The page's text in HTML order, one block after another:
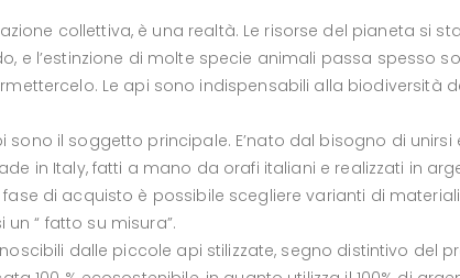
collettiva, è una realtà. Le risorse del pianeta si
e l’estinzione di molte specie animali passa spesso
Le api sono indispensabili alla biodiversità
il soggetto principale. E’nato dal bisogno di
in Italy, fatti a mano da orafi italiani e realizzati in
di acquisto è possibile scegliere varianti di
“ fatto su misura”.
dalle piccole api stilizzate, segno distintivo del